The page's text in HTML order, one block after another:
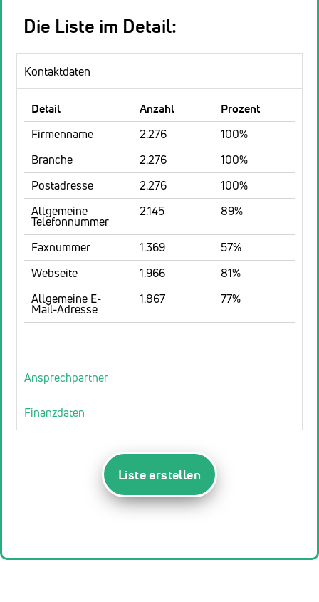
Die Liste im Detail:
Kontaktdaten
Detail Anzahl
Prozent
Firmenname
2.276
100%
Branche
2.276
100%
Postadresse
2.276
100%
Allgemeine
Telefonnummer
2.145 89%
Faxnummer 1.369
57%
Webseite
1.966
81%
Allgemeine E-
Mail-Adresse
1.867 77%
Ansprechpartner
Finanzdaten
Liste erstellen